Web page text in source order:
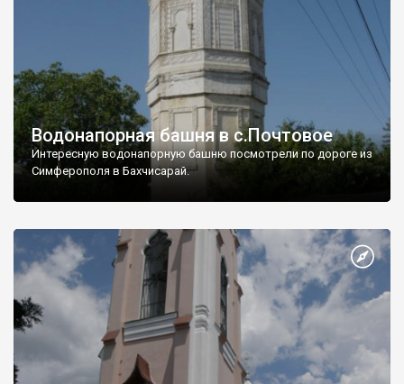
Водонапорная башня в с.Почтовое
Интересную водонапорную башню посмотрели по дороге из
Симферополя в Бахчисарай.